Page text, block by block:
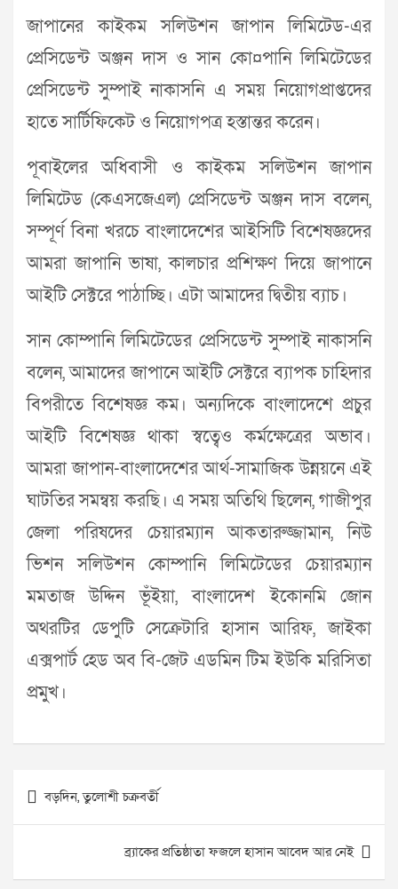
জাপানের কাইকম সলিউশন জাপান লিমিটেড-এর
প্রেসিডেন্ট অঞ্জন দাস ও সান কো¤পানি লিমিটেডের
প্রেসিডেন্ট সুম্পাই নাকাসনি এ সময় নিয়োগপ্রাপ্তদের
হাতে সার্টিফিকেট ও নিয়োগপত্র হস্তান্তর করেন।
পূবাইলের অধিবাসী ও কাইকম সলিউশন জাপান
লিমিটেড (কেএসজেএল) প্রেসিডেন্ট অঞ্জন দাস বলেন,
সম্পূর্ণ বিনা খরচে বাংলাদেশের আইসিটি বিশেষজ্ঞদের
আমরা জাপানি ভাষা, কালচার প্রশিক্ষণ দিয়ে জাপানে
আইটি সেক্টরে পাঠাচ্ছি। এটা আমাদের দ্বিতীয় ব্যাচ।
সান কোম্পানি লিমিটেডের প্রেসিডেন্ট সুম্পাই নাকাসনি
বলেন, আমাদের জাপানে আইটি সেক্টরে ব্যাপক চাহিদার
বিপরীতে বিশেষজ্ঞ কম। অন্যদিকে বাংলাদেশে প্রচুর
আইটি বিশেষজ্ঞ থাকা স্বত্বেও কর্মক্ষেত্রের অভাব।
আমরা জাপান-বাংলাদেশের আর্থ-সামাজিক উন্নয়নে এই
ঘাটতির সমন্বয় করছি। এ সময় অতিথি ছিলেন, গাজীপুর
জেলা পরিষদের চেয়ারম্যান আকতারুজ্জামান, নিউ
ভিশন সলিউশন কোম্পানি লিমিটেডের চেয়ারম্যান
মমতাজ উদ্দিন ভূঁইয়া, বাংলাদেশ ইকোনমি জোন
অথরটির ডেপুটি সেক্রেটারি হাসান আরিফ, জাইকা
এক্সপার্ট হেড অব বি-জেট এডমিন টিম ইউকি মরিসিতা
প্রমুখ।
Post
navigation
বড়দিন, তুলোশী চক্রবর্তী
ব্র্যাকের প্রতিষ্ঠাতা ফজলে হাসান আবেদ আর নেই